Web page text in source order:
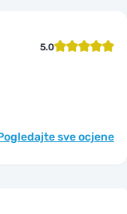
5.0
sve ocjene